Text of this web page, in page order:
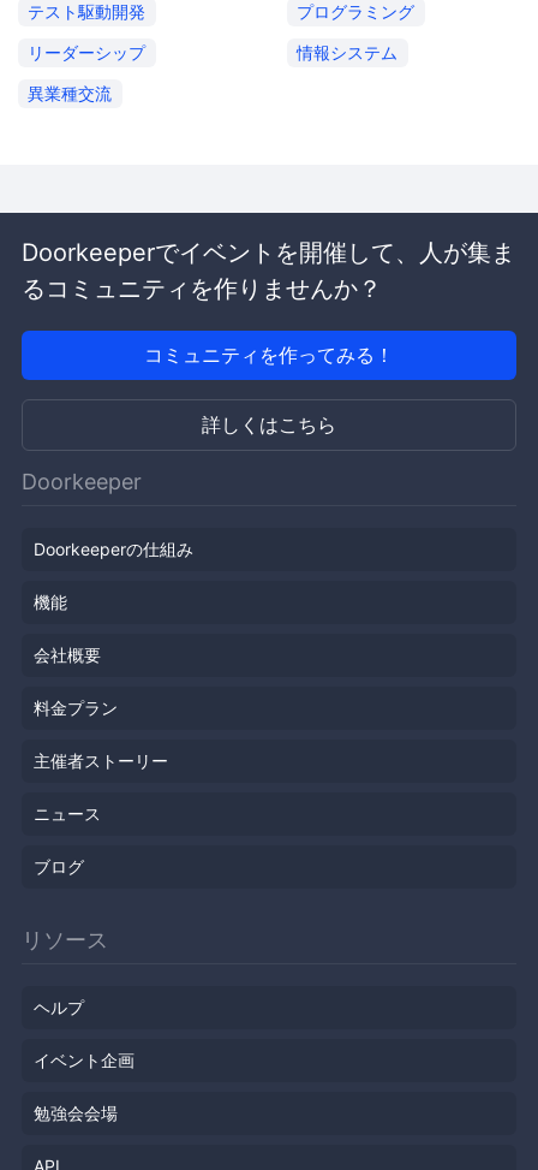
テスト駆動開発
プログラミング
リーダーシップ
情報システム
異業種交流
Doorkeeperでイベントを開催して、人が集ま
るコミュニティを作りませんか？
コミュニティを作ってみる！
詳しくはこちら
Doorkeeper
Doorkeeperの仕組み
機能
会社概要
料金プラン
主催者ストーリー
ニュース
ブログ
リソース
ヘルプ
イベント企画
勉強会会場